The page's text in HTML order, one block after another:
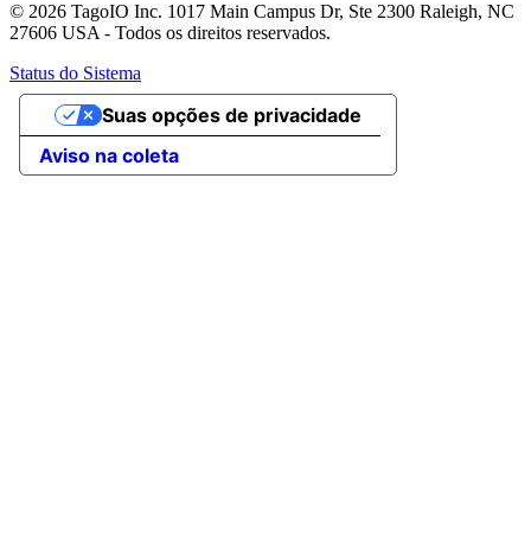
© 2026 TagoIO Inc. 1017 Main Campus Dr, Ste 2300 Raleigh, NC
27606 USA - Todos os direitos reservados.
Status do Sistema
Aviso na coleta
Suas opções de privacidade